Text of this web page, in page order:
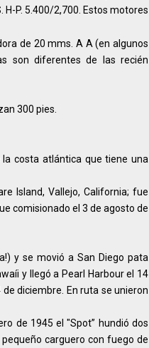
P. 5.400/2,700. Estos motores
de 20 mms. A A (en algunos
son diferentes de las recién
300 pies.
costa atlántica que tiene una
Island, Vallejo, California; fue
comisionado el 3 de agosto de
y se movió a San Diego pata
y llegó a Pearl Harbour el 14
diciembre. En ruta se unieron
de 1945 el "Spot” hundió dos
carguero con fuego de